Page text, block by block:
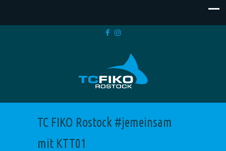
TC FIKO Rostock #jemeinsam
mit KTT01